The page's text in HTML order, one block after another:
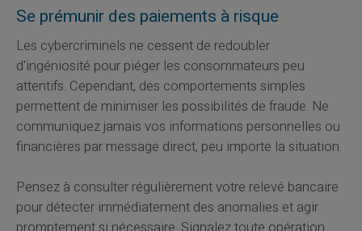
Se prémunir des paiements à risque
Les cybercriminels ne cessent de redoubler
d'ingéniosité pour piéger les consommateurs peu
attentifs. Cependant, des comportements simples
permettent de minimiser les possibilités de fraude. Ne
communiquez jamais vos informations personnelles ou
financières par message direct, peu importe la situation.
Pensez à consulter régulièrement votre relevé bancaire
pour détecter immédiatement des anomalies et agir